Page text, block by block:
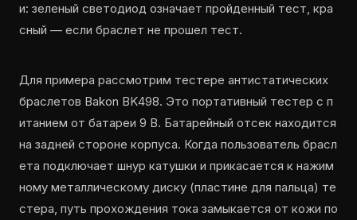
и: зеленый светодиод означает пройденный тест, кра
сный — если браслет не прошел тест.
Для примера рассмотрим тестере антистатических
браслетов Bakon BK498. Это портативный тестер с п
итанием от батареи 9 В. Батарейный отсек находится
на задней стороне корпуса. Когда пользователь брасл
ета подключает шнур катушки и прикасается к нажим
ному металлическому диску (пластине для пальца) те
стера, путь прохождения тока замыкается от кожи по